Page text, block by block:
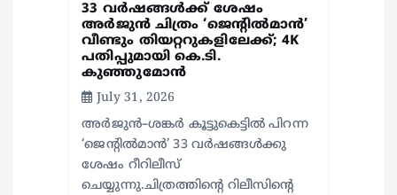
33 വർഷങ്ങൾക്ക് ശേഷം
അർജുൻ ചിത്രം ‘ജെന്റിൽമാൻ’
വീണ്ടും തിയറ്ററുകളിലേക്ക്; 4K
പതിപ്പുമായി കെ.ടി.
കുഞ്ഞുമോൻ
July 31, 2026
അർജുൻ–ശങ്കർ കൂട്ടുകെട്ടിൽ പിറന്ന
‘ജെന്റിൽമാൻ’ 33 വർഷങ്ങൾക്കു
ശേഷം റീറിലീസ്
ചെയ്യുന്നു.ചിത്രത്തിന്റെ റിലീസിന്റെ